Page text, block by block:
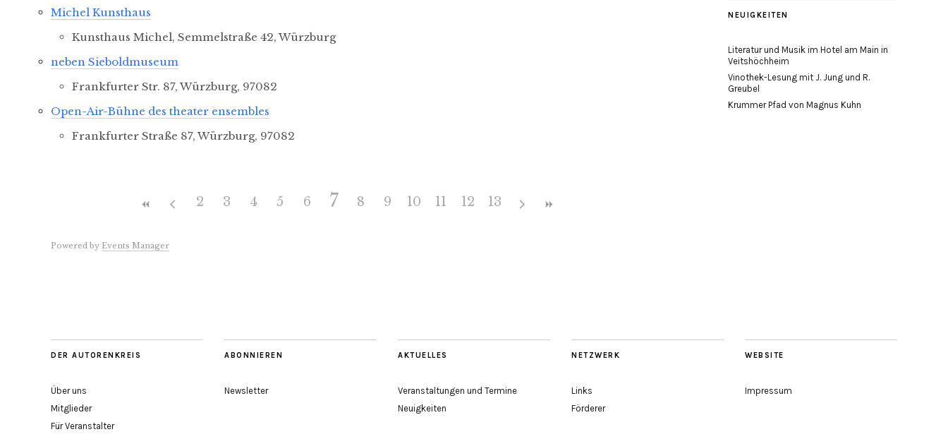
Michel Kunsthaus
Kunsthaus Michel, Semmelstraße 42, Würzburg
neben Sieboldmuseum
Frankfurter Str. 87, Würzburg, 97082
Open-Air-Bühne des theater ensembles
Frankfurter Straße 87, Würzburg, 97082
2 3 4 5 6 7 8 9 10 11 12 13
Powered by Events Manager
NEUIGKEITEN
Literatur und Musik im Hotel am Main in
Veitshöchheim
Vinothek-Lesung mit J. Jung und R.
Greubel
Krummer Pfad von Magnus Kuhn
DER AUTORENKREIS
Über uns
Mitglieder
Für Veranstalter
ABONNIEREN
Newsletter
AKTUELLES
Veranstaltungen und Termine
Neuigkeiten
NETZWERK
Links
Förderer
WEBSITE
Impressum